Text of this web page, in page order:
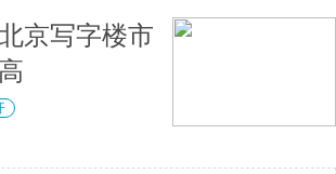
京写字楼市